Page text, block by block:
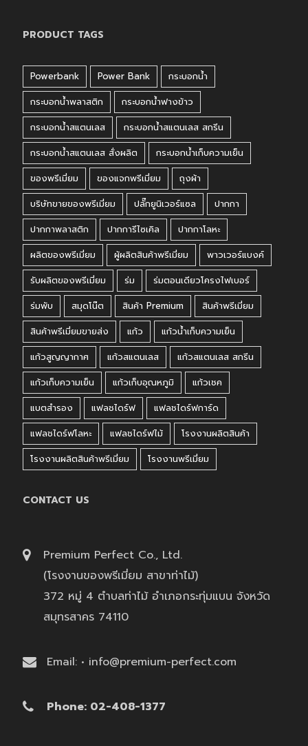
PRODUCT TAGS
Powerbank Power Bank
กระบอกน้ำ
กระบอกน้ำพลาสติก
กระบอกน้ำฟางข้าว
กระบอกน้ำสแตนเลส
กระบอกน้ำสแตนเลส สกรีน
กระบอกน้ำสแตนเลส สั่งผลิต
กระบอกน้ำเก็บความเย็น
ของพรีเมี่ยม
ของแจกพรีเมี่ยม
ถุงผ้า
บริษัทขายของพรีเมี่ยม
ปลั๊กยูนิเวอร์แซล
ปากกา
ปากกาพลาสติก
ปากการีไซเคิล
ปากกาโลหะ
ผลิตของพรีเมี่ยม
ผู้ผลิตสินค้าพรีเมี่ยม
พาวเวอร์แบงค์
รับผลิตของพรีเมี่ยม
ร่ม
ร่มตอนเดียวโครงไฟเบอร์
ร่มพับ
สมุดโน๊ต สินค้า Premium
สินค้าพรีเมี่ยม
สินค้าพรีเมี่ยมขายส่ง
แก้ว
แก้วน้ำเก็บความเย็น
แก้วสูญญากาศ
แก้วสแตนเลส
แก้วสแตนเลส สกรีน
แก้วเก็บความเย็น
แก้วเก็บอุณหภูมิ
แก้วเชค
แบตสำรอง
แฟลชไดร์ฟ
แฟลชไดร์ฟการ์ด
แฟลชไดร์ฟโลหะ
แฟลชไดร์ฟไม้
โรงงานผลิตสินค้า
โรงงานผลิตสินค้าพรีเมี่ยม
โรงงานพรีเมี่ยม
CONTACT US
Premium Perfect Co., Ltd.
(โรงงานของพรีเมี่ยม สาขาท่าไม้)
372 หมู่ 4 ตำบลท่าไม้ อำเภอกระทุ่มแบน จังหวัด
สมุทรสาคร 74110
Email: • info@premium-perfect.com
Phone: 02-408-1377